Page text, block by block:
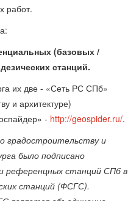
работ.
(базовых /
станций.
их две - «Сеть РС СПб»
и архитектуре)
- http://geospider.ru/.
градостроительству и
было подписано
референцных станций СПб в
станций (ФСГС).